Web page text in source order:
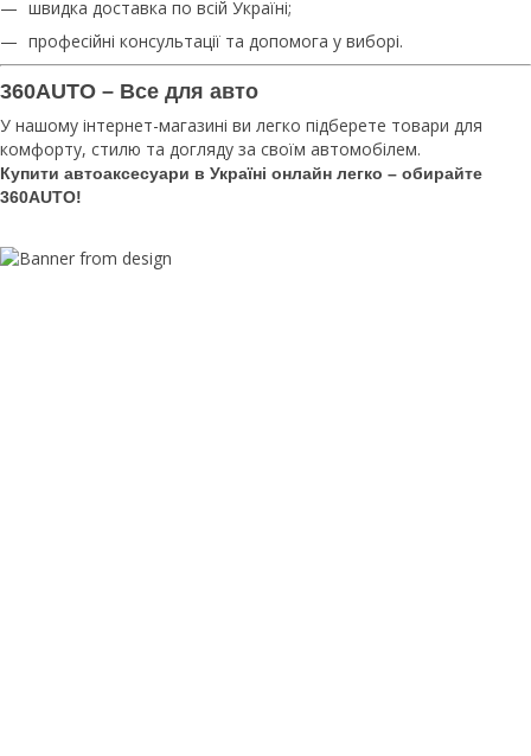
швидка доставка по всій Україні;
професійні консультації та допомога у виборі.
360AUTO – Все для авто
У нашому інтернет-магазині ви легко підберете товари для
комфорту, стилю та догляду за своїм автомобілем.
Купити автоаксесуари в Україні онлайн легко – обирайте
360AUTO!